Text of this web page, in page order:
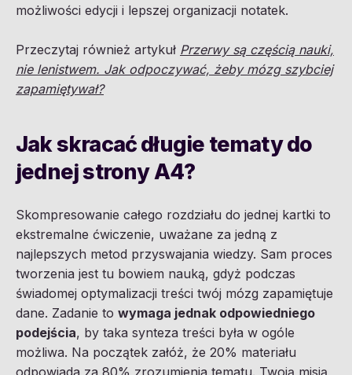
możliwości edycji i lepszej organizacji notatek.
Przeczytaj również artykuł Przerwy są częścią nauki,
nie lenistwem. Jak odpoczywać, żeby mózg szybciej
zapamiętywał?
Jak skracać długie tematy do
jednej strony A4?
Skompresowanie całego rozdziału do jednej kartki to
ekstremalne ćwiczenie, uważane za jedną z
najlepszych metod przyswajania wiedzy. Sam proces
tworzenia jest tu bowiem nauką, gdyż podczas
świadomej optymalizacji treści twój mózg zapamiętuje
dane. Zadanie to wymaga jednak odpowiedniego
podejścia, by taka synteza treści była w ogóle
możliwa. Na początek załóż, że 20% materiału
odpowiada za 80% zrozumienia tematu. Twoją misją